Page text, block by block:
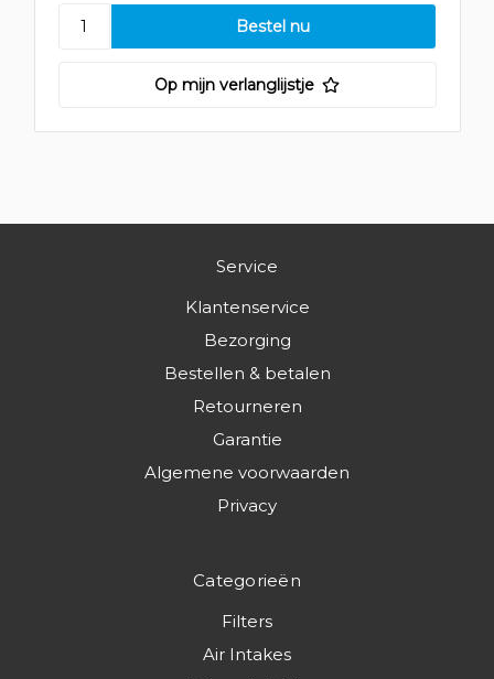
Op mijn verlanglijstje
Service
Klantenservice
Bezorging
Bestellen & betalen
Retourneren
Garantie
Algemene voorwaarden
Privacy
Categorieën
Filters
Air Intakes